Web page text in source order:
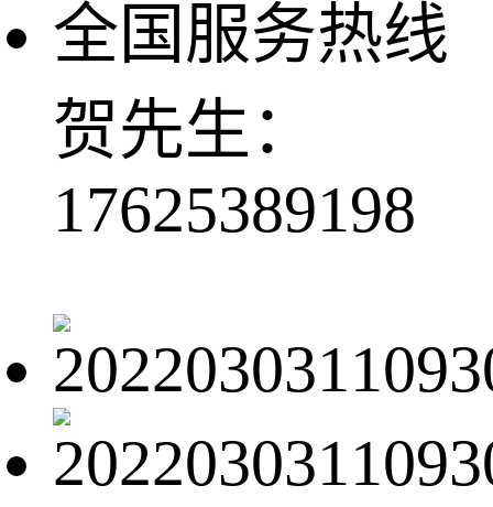
全国服务热线
贺先生：
17625389198